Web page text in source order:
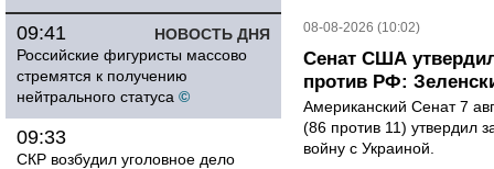
НОВОСТЬ ДНЯ
09:41
Российские фигуристы массово
стремятся к получению
нейтрального статуса ©
09:33
СКР возбудил уголовное дело
08-08-2026 (10:02)
Сенат США
против РФ:
Американский Сенат 7
(86 против 11) утвердил
войну с Украиной.